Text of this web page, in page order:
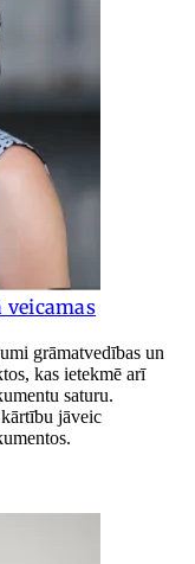
grāmatvedības un
kas ietekmē arī
saturu.
jāveic